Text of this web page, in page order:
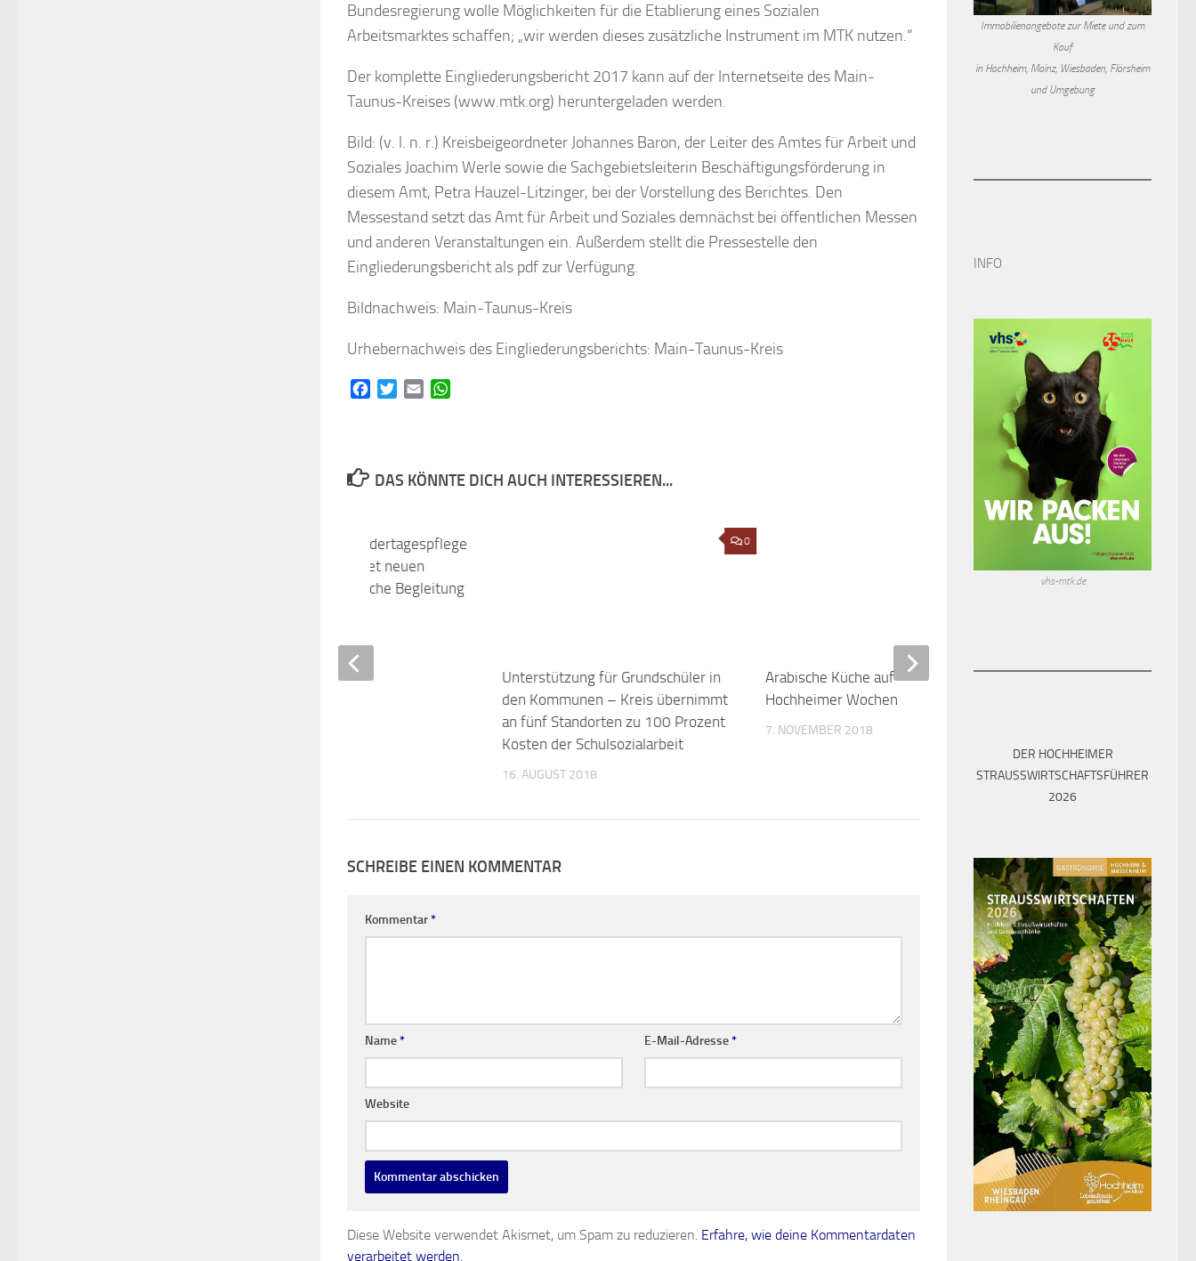
Bundesregierung wolle Möglichkeiten für die Etablierung eines Sozialen
Arbeitsmarktes schaffen; „wir werden dieses zusätzliche Instrument im MTK nutzen.“
Der komplette Eingliederungsbericht 2017 kann auf der Internetseite des Main-
Taunus-Kreises (www.mtk.org) heruntergeladen werden.
Bild: (v. l. n. r.) Kreisbeigeordneter Johannes Baron, der Leiter des Amtes für Arbeit und
Soziales Joachim Werle sowie die Sachgebietsleiterin Beschäftigungsförderung in
diesem Amt, Petra Hauzel-Litzinger, bei der Vorstellung des Berichtes. Den
Messestand setzt das Amt für Arbeit und Soziales demnächst bei öffentlichen Messen
und anderen Veranstaltungen ein. Außerdem stellt die Pressestelle den
Eingliederungsbericht als pdf zur Verfügung.
Bildnachweis: Main-Taunus-Kreis
Urhebernachweis des Eingliederungsberichts: Main-Taunus-Kreis
FacebookTwitterEmail
DAS KÖNNTE DICH AUCH INTERESSIEREN...
0
Unterstützung für Grundschüler in
Personen für die Kindertagespflege
gesucht – Kreis bietet neuen
Grundkurs und fachliche Begleitung
SCHREIBE EINEN KOMMENTAR
Kommentar*
Name* E-Mail-Adresse*
Website
Diese Website verwendet Akismet, um Spam zu reduzieren. Erfahre, wie deine Kommentardaten
verarbeitet werden.
Immobilienangebote zur Miete und zum
Kauf
in Hochheim, Mainz, Wiesbaden, Flörsheim
und Umgebung
INFO
vhs-mtk.de
DER HOCHHEIMER
STRAUSSWIRTSCHAFTSFÜHRER 2
026